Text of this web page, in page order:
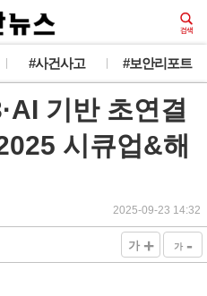
#사건사고 #보안리포트
기반 초연결
시큐업&해
2025-09-23 14:32
가 + 가 -